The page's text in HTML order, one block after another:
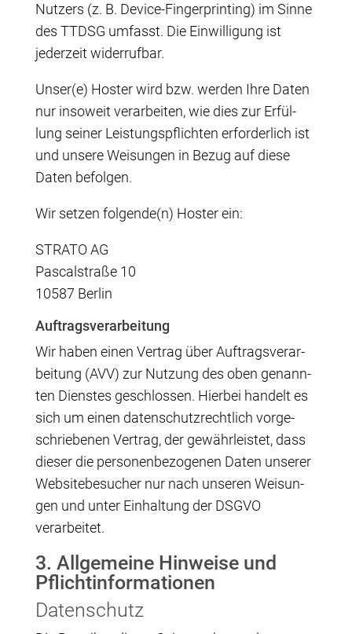
Nut­zers (z. B. Device-Fin­ger­prin­ting) im Sin­ne
des TTDSG umfasst. Die Ein­wil­li­gung ist
jeder­zeit widerrufbar.
Unser(e) Hos­ter wird bzw. wer­den Ihre Daten
nur inso­weit ver­ar­bei­ten, wie dies zur Erfül­
lung sei­ner Leis­tungs­pflich­ten erfor­der­lich ist
und unse­re Wei­sun­gen in Bezug auf die­se
Daten befolgen.
Wir set­zen folgende(n) Hos­ter ein:
STRATO AG
Pas­cal­stra­ße 10
10587 Berlin
Auf­trags­ver­ar­bei­tung
Wir haben einen Ver­trag über Auf­trags­ver­ar­
bei­tung (AVV) zur Nut­zung des oben genann­
ten Diens­tes geschlos­sen. Hier­bei han­delt es
sich um einen daten­schutz­recht­lich vor­ge­
schrie­be­nen Ver­trag, der gewähr­leis­tet, dass
die­ser die per­so­nen­be­zo­ge­nen Daten unse­rer
Web­site­be­su­cher nur nach unse­ren Wei­sun­
gen und unter Ein­hal­tung der DSGVO
verarbeitet.
3. All­ge­mei­ne Hin­wei­se und
Pflichtinformationen
Daten­schutz